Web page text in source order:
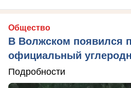
Общество
В Волжском появился
официальный
Подробности